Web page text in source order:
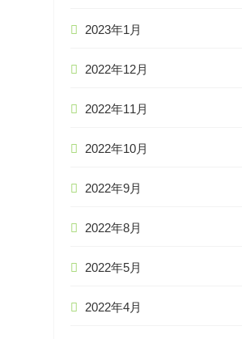
2023年1月
2022年12月
2022年11月
2022年10月
2022年9月
2022年8月
2022年5月
2022年4月